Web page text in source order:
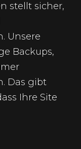
stellt sicher,
Unsere
Backups,
Das gibt
Ihre Site